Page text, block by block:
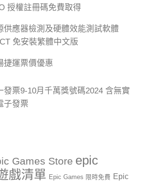
授權註冊碼免費取得
供應器檢測及硬體效能測試軟體
免安裝繁體中文版
捷運票價優惠
發票9-10月千萬獎號碼2024 含無實
子發票
Games Store epic
戲清單 Epic Games 限時免費 Epic